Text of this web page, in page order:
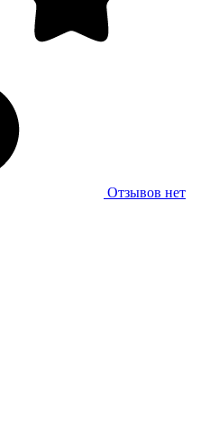
Отзывов нет